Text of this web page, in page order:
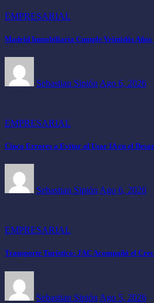
EMPRESARIAL
Madrid Inmobiliaria Cumple Veintidós
Sebastian Sipión Ago 6, 2026
EMPRESARIAL
Cinco Errores a Evitar al Usar IA en el
Sebastian Sipión Ago 6, 2026
EMPRESARIAL
Transporte Turístico: JAC Acompañó el
Sebastian Sipión Ago 5, 2026